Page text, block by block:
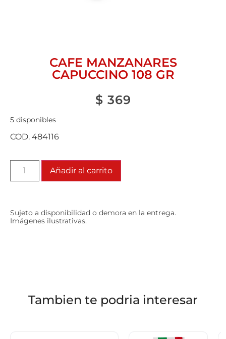
CAFE MANZANARES
CAPUCCINO 108 GR
$ 369
5 disponibles
COD. 484116
Añadir al carrito
Sujeto a disponibilidad o demora en la entrega.
Imágenes ilustrativas.
Tambien te podria interesar